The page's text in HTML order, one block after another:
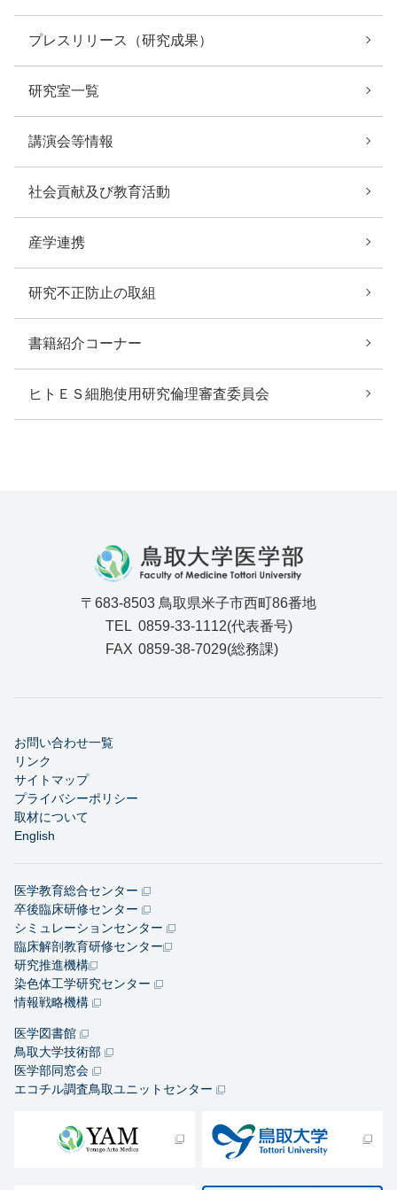
プレスリリース（研究成果）
研究室一覧
講演会等情報
社会貢献及び教育活動
産学連携
研究不正防止の取組
書籍紹介コーナー
ヒトＥＳ細胞使用研究倫理審査委員会
〒683-8503 鳥取県米子市西町86番地
TEL 0859-33-1112(代表番号)
FAX 0859-38-7029(総務課)
お問い合わせ一覧
リンク
サイトマップ
プライバシーポリシー
取材について
English
医学教育総合センター
卒後臨床研修センター
シミュレーションセンター
臨床解剖教育研修センター
研究推進機構
染色体工学研究センター
情報戦略機構
医学図書館
鳥取大学技術部
医学部同窓会
エコチル調査鳥取ユニットセンター